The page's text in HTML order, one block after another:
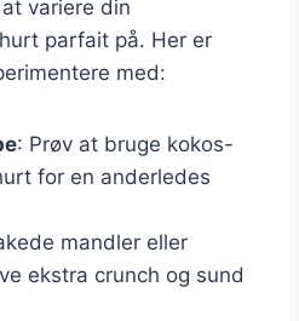
variere din
parfait på. Her er
med:
: Prøv at bruge kokos-
for en anderledes
mandler eller
ekstra crunch og sund